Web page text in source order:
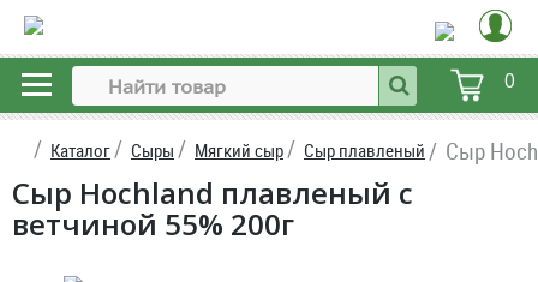
0
Каталог Сыры Мягкий сыр Сыр плавленый Сыр
Сыр Hochland плавленый с
ветчиной 55% 200г